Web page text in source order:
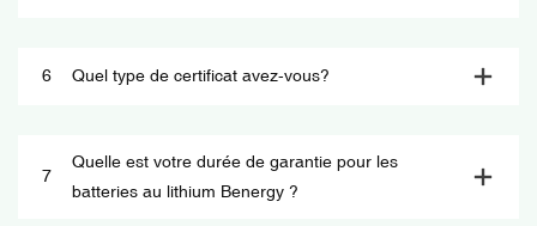
6 Quel type de certificat avez-vous?
7
Quelle est votre durée de garantie pour les
batteries au lithium Benergy ?